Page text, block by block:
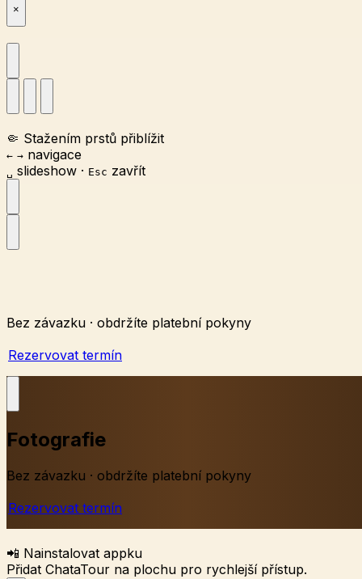
×
🤏 Stažením prstů přiblížit
← → navigace
␣ slideshow · Esc zavřít
Bez závazku · obdržíte platební pokyny
Rezervovat termín
Fotografie
Bez závazku · obdržíte platební pokyny
Rezervovat termín
📲 Nainstalovat appku
Přidat ChataTour na plochu pro rychlejší přístup.